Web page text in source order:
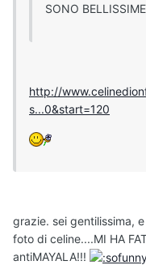
SONO
http://
s...0&start=120
grazie. sei gentilissima,
foto di celine....MI HA
antiMAYALA!!!